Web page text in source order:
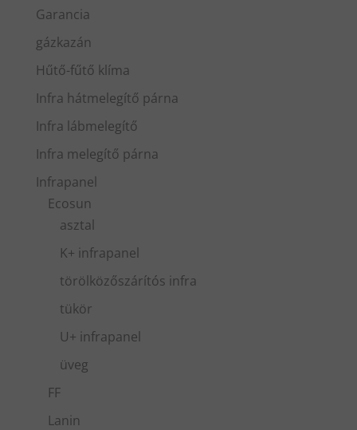
Garancia
gázkazán
Hűtő-fűtő klíma
Infra hátmelegítő párna
Infra lábmelegítő
Infra melegítő párna
Infrapanel
Ecosun
asztal
K+ infrapanel
törölközőszárítós infra
tükör
U+ infrapanel
üveg
FF
Lanin